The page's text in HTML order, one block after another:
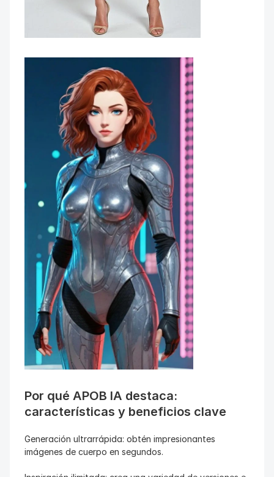
Por qué APOB IA destaca:
características y beneficios clave
Generación ultrarrápida: obtén impresionantes
imágenes de cuerpo en segundos.